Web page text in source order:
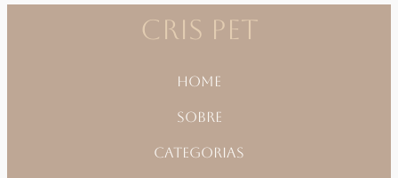
CRIS PET
Home
Sobre
Categorias